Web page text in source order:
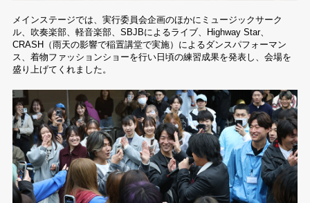
メインステージでは、実行委員会企画のほかにミュージックサーク
ル、吹奏楽部、軽音楽部、SBJBによるライブ、Highway Star、
CRASH（雨天の影響で稲置講堂で実施）によるダンスパフォーマン
ス、着物ファッションショーを行い日頃の練習成果を発表し、会場を
盛り上げてくれました。